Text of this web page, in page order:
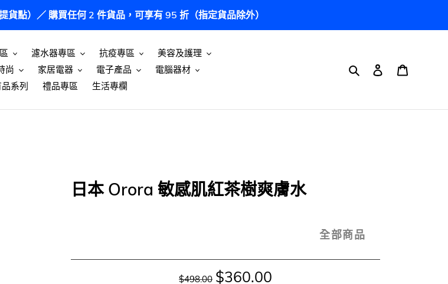
點）／ 購買任何 2 件貨品，可享有 95 折（指定貨品除外）
濾水器專區 抗疫專區
美容及護理
尚 家居電器 電子產品
電腦器材
系列
禮品專區 生活專欄
搜尋 登入
日本 Orora 敏感肌紅茶樹爽膚水
全部商品
$498.00 $360.00